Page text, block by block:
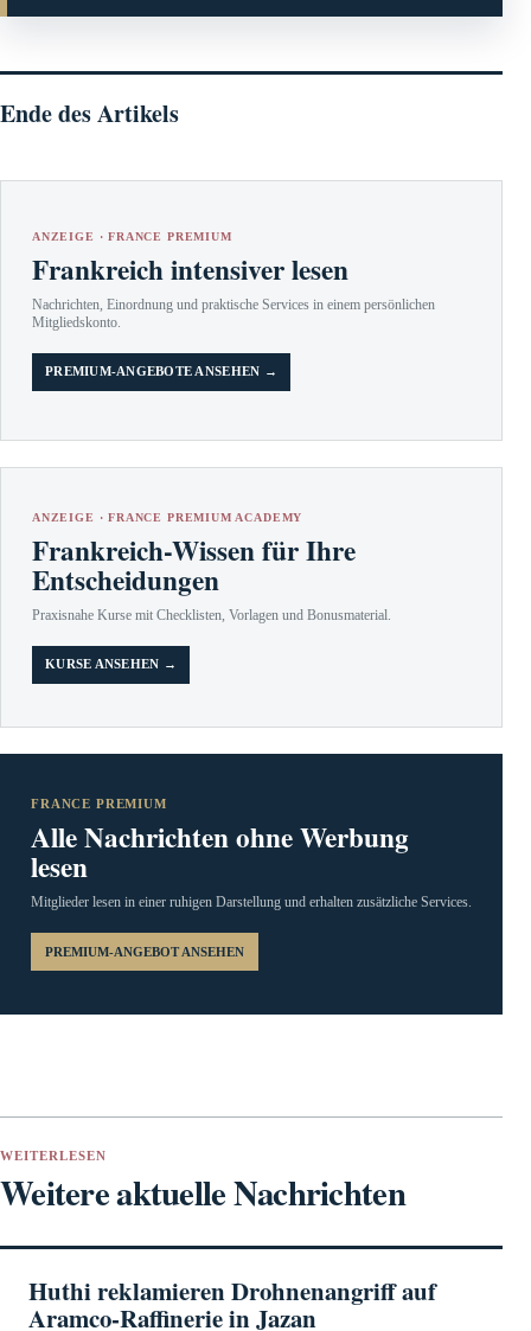
Ende des Artikels
ANZEIGE · FRANCE PREMIUM
Frankreich intensiver lesen
Nachrichten, Einordnung und praktische Services in einem persönlichen
Mitgliedskonto.
PREMIUM-ANGEBOTE ANSEHEN →
ANZEIGE · FRANCE PREMIUM ACADEMY
Frankreich-Wissen für Ihre
Entscheidungen
Praxisnahe Kurse mit Checklisten, Vorlagen und Bonusmaterial.
KURSE ANSEHEN →
FRANCE PREMIUM
Alle Nachrichten ohne Werbung
lesen
Mitglieder lesen in einer ruhigen Darstellung und erhalten zusätzliche Services.
PREMIUM-ANGEBOT ANSEHEN
WEITERLESEN
Weitere aktuelle Nachrichten
Huthi reklamieren Drohnenangriff auf
Aramco-Raffinerie in Jazan